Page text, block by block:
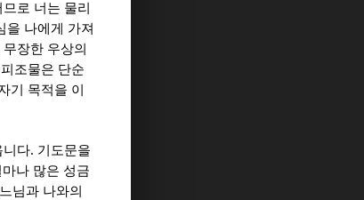
므로 너는 물리
을 나에게 가져
장한 우상의
조물은 단순
기 목적을 이
니다. 기도문을
마나 많은 성금
님과 나와의